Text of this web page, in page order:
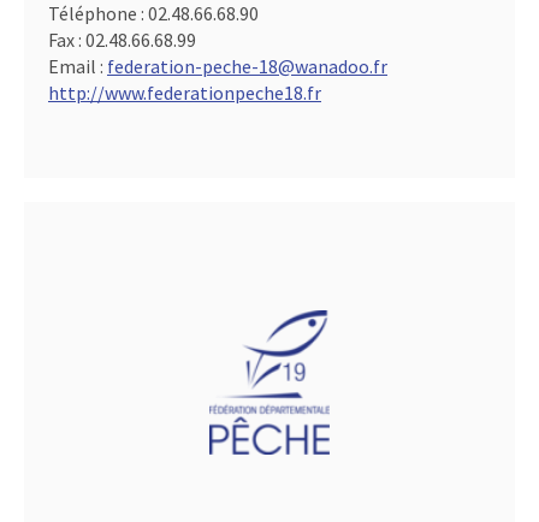
Téléphone : 02.48.66.68.90
Fax : 02.48.66.68.99
Email : federation-peche-18@wanadoo.fr
http://www.federationpeche18.fr